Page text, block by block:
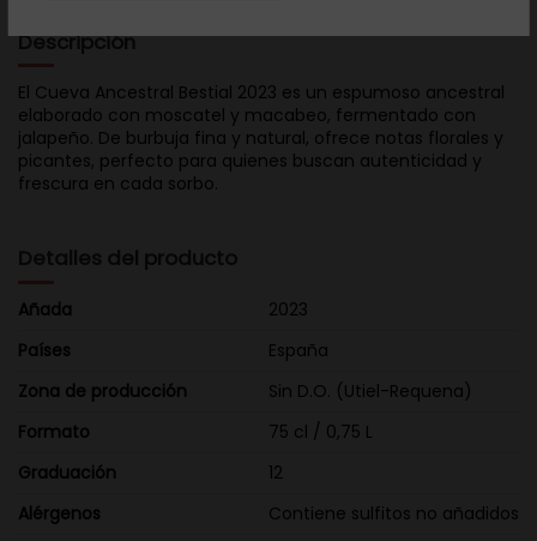
Descripción
El Cueva Ancestral Bestial 2023 es un espumoso ancestral
elaborado con moscatel y macabeo, fermentado con
jalapeño. De burbuja fina y natural, ofrece notas florales y
picantes, perfecto para quienes buscan autenticidad y
frescura en cada sorbo.
Detalles del producto
Añada
2023
Países
España
Zona de producción
Sin D.O. (Utiel-Requena)
Formato
75 cl / 0,75 L
Graduación
12
Alérgenos
Contiene sulfitos no añadidos